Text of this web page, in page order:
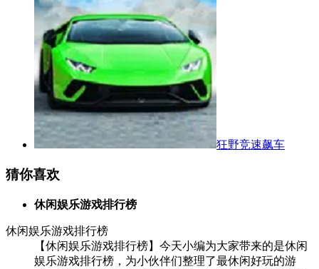
狂野竞速飙车
猜你喜欢
休闲娱乐游戏排行榜
休闲娱乐游戏排行榜
【休闲娱乐游戏排行榜】今天小编为大家带来的是休闲
娱乐游戏排行榜，为小伙伴们整理了最休闲好玩的游